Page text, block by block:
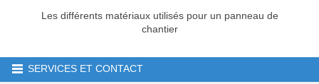
Les différents matériaux utilisés pour un panneau de
chantier
SERVICES ET CONTACT